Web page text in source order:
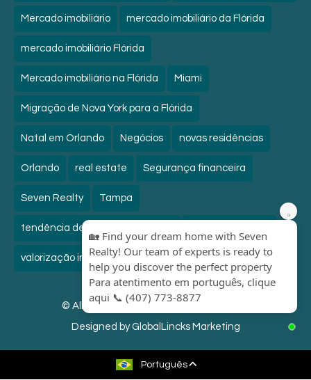
Mercado imobiliário mercado imobiliário da Flórida
mercado imobiliário Flórida
Mercado imobiliário na Flórida Miami
Migração de Nova York para a Flórida
Natal em Orlando Negócios novas residências
Orlando real estate Segurança financeira
Seven Realty Tampa
tendência de mudança NY → FL
valorização imobiliária Orlando Visto E-2
© All Rights Reserved. /
Designed byGlobalLincks Marketing
Português